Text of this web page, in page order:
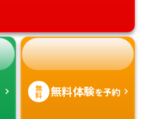
無
料 無料体験を予約